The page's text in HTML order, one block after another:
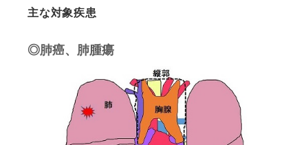
主な対象疾患
◎肺癌、肺腫瘍